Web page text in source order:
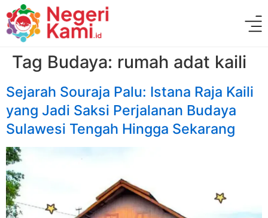
Tag Budaya: rumah adat kaili
Sejarah Souraja Palu: Istana Raja Kaili
yang Jadi Saksi Perjalanan Budaya
Sulawesi Tengah Hingga Sekarang